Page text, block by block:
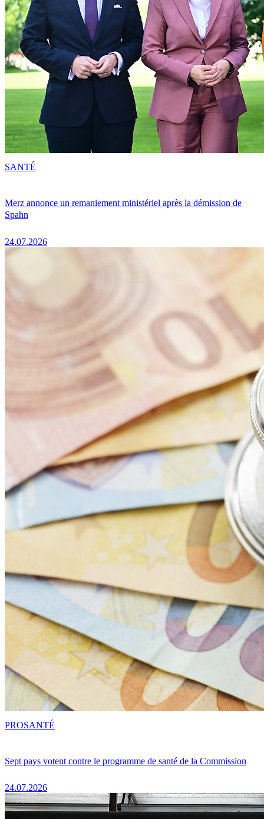
Merz annonce un remaniement ministériel après la démission de
Spahn
24.07.2026
SANTÉ
Sept pays votent contre le programme de santé de la Commission
24.07.2026
PROSANTÉ